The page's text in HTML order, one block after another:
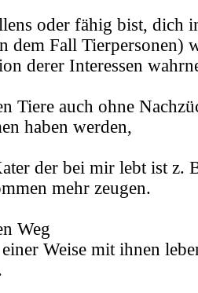
oder fähig bist, dich
dem Fall Tierpersonen)
derer Interessen
Tiere auch ohne
haben werden,
der bei mir lebt ist z.
mehr zeugen.
Weg
Weise mit ihnen